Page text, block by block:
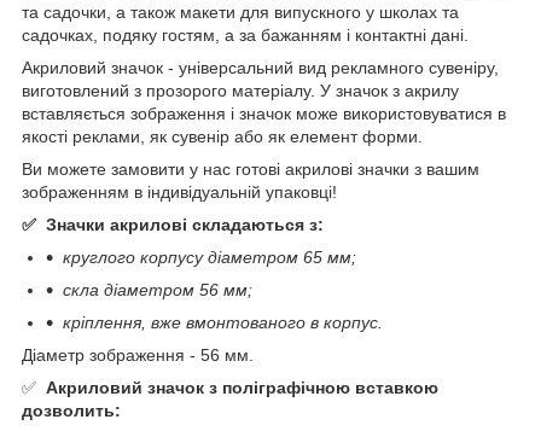
та садочки, а також макети для випускного у школах та
садочках, подяку гостям, а за бажанням і контактні дані.
Акриловий значок - універсальний вид рекламного сувеніру,
виготовлений з прозорого матеріалу. У значок з акрилу
вставляється зображення і значок може використовуватися в
якості реклами, як сувенір або як елемент форми.
Ви можете замовити у нас готові акрилові значки з вашим
зображенням в індивідуальній упаковці!
✅ Значки акрилові складаються з:
круглого корпусу діаметром 65 мм;
скла діаметром 56 мм;
кріплення, вже вмонтованого в корпус.
Діаметр зображення - 56 мм.
✅ Акриловий значок з поліграфічною вставкою
дозволить: